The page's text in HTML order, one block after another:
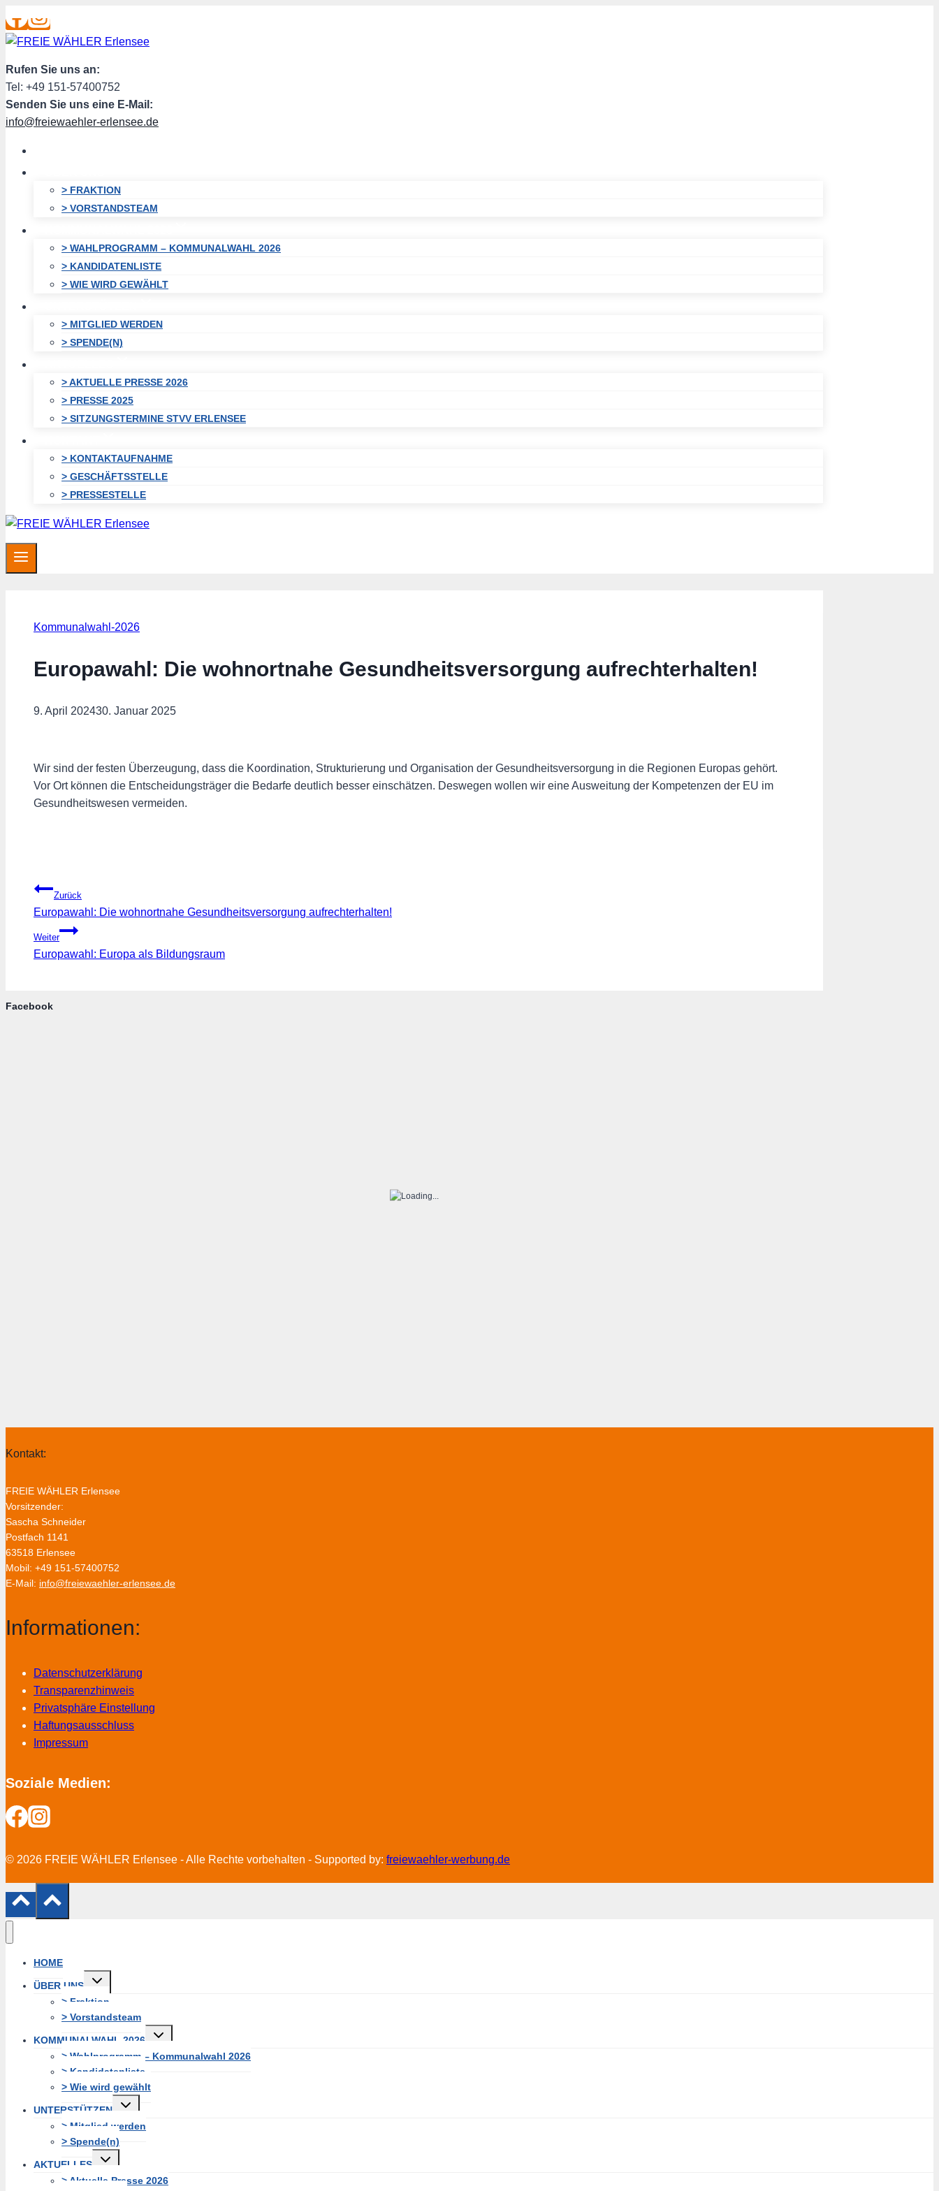
Inhalt
springen
Rufen Sie uns an:
Tel: +49 151-57400752
Senden Sie uns eine E-Mail:
info@freiewaehler-erlensee.de
> FRAKTION
> VORSTANDSTEAM
> WAHLPROGRAMM – KOMMUNALWAHL 2026
> KANDIDATENLISTE
> WIE WIRD GEWÄHLT
> MITGLIED WERDEN
> SPENDE(N)
> AKTUELLE PRESSE 2026
> PRESSE 2025
> SITZUNGSTERMINE STVV ERLENSEE
> KONTAKTAUFNAHME
> GESCHÄFTSSTELLE
> PRESSESTELLE
Kommunalwahl-2026
Europawahl: Die wohnortnahe Gesundheitsversorgung aufrechterhalten!
9. April 202430. Januar 2025
Wir sind der festen Überzeugung, dass die Koordination, Strukturierung und Organisation der Gesundheitsversorgung in die Regionen Europas gehört.
Vor Ort können die Entscheidungsträger die Bedarfe deutlich besser einschätzen. Deswegen wollen wir eine Ausweitung der Kompetenzen der EU im
Gesundheitswesen vermeiden.
Beitragsnavigation
Zurück
Europawahl: Die wohnortnahe Gesundheitsversorgung aufrechterhalten!
Weiter
Europawahl: Europa als Bildungsraum
Facebook
Kontakt:
FREIE WÄHLER Erlensee
Vorsitzender:
Sascha Schneider
Postfach 1141
63518 Erlensee
Mobil: +49 151-57400752
E-Mail: info@freiewaehler-erlensee.de
Informationen:
Datenschutzerklärung
Transparenzhinweis
Privatsphäre Einstellung
Haftungsausschluss
Impressum
Soziale Medien:
© 2026 FREIE WÄHLER Erlensee - Alle Rechte vorbehalten - Supported by: freiewaehler-werbung.de
HOME
ÜBER UNS
Untermenü
umschalten
> Fraktion
> Vorstandsteam
KOMMUNALWAHL 2026
Untermenü
umschalten
> Wahlprogramm – Kommunalwahl 2026
> Kandidatenliste
> Wie wird gewählt
UNTERSTÜTZEN
Untermenü
umschalten
> Mitglied werden
> Spende(n)
AKTUELLES
Untermenü
umschalten
> Aktuelle Presse 2026